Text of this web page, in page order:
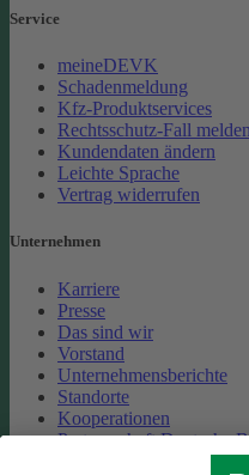
Service
meineDEVK
Schadenmeldung
Kfz-Produktservices
Rechtsschutz-Fall melden
Kundendaten ändern
Leichte Sprache
Vertrag widerrufen
Unternehmen
Karriere
Presse
Das sind wir
Vorstand
Unternehmensberichte
Standorte
Kooperationen
Partnerschaft Deutsche